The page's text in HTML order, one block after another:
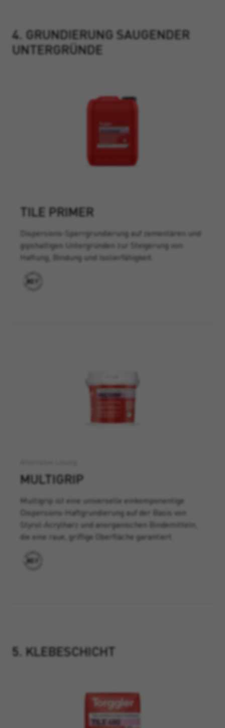
4. GRUNDIERUNG SAUGENDER
UNTERGRÜNDE
TILE PRIMER
Dispersions-Sperrgrundierung auf zementären und
gipshaltigen Untergründen zur Steigerung von
Haftung, Bindung und Isolierfähigkeit.
MULTIGRIP
Multigrip ist eine universelle einkomponentige
Dispersions-Haftgrundierung auf der Basis von
Styrol-Acrylharz und anorganischen Bindemitteln,
die eine raue, griffige Oberfläche garantiert.
5. KLEBESCHICHT